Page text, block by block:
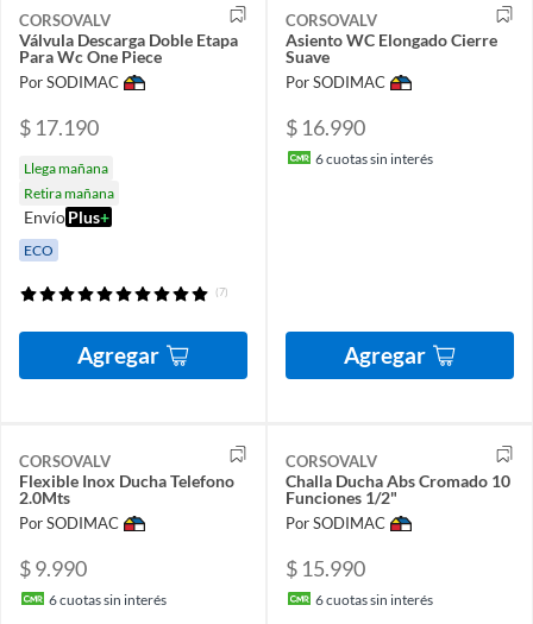
CORSOVALV
Válvula Descarga Doble Etapa
Para Wc One Piece
Por SODIMAC
$ 17.190
Llega mañana
Retira mañana
EnvíoPlus+
ECO
(7)
Agregar
CORSOVALV
Asiento WC Elongado Cierre
Suave
Por SODIMAC
$ 16.990
6cuotas sin interés
Agregar
CORSOVALV
Flexible Inox Ducha Telefono
2.0Mts
Por SODIMAC
$ 9.990
6cuotas sin interés
CORSOVALV
Challa Ducha Abs Cromado 10
Funciones 1/2"
Por SODIMAC
$ 15.990
6cuotas sin interés